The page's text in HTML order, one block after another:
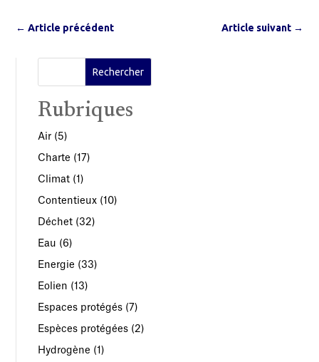
←Article précédent Article suivant→
Rubriques
Air (5)
Charte (17)
Climat (1)
Contentieux (10)
Déchet (32)
Eau (6)
Energie (33)
Eolien (13)
Espaces protégés (7)
Espèces protégées (2)
Hydrogène (1)